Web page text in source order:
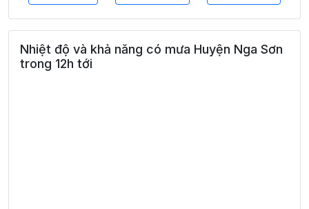
Nhiệt độ và khả năng có mưa Huyện Nga Sơn
trong 12h tới